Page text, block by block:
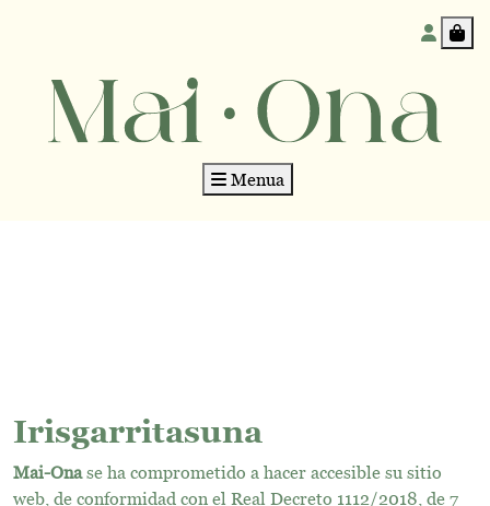
Menua
Irisgarritasuna
Mai-Onase ha comprometido a hacer accesible su sitio
web, de conformidad con elReal Decreto 1112/2018, de 7